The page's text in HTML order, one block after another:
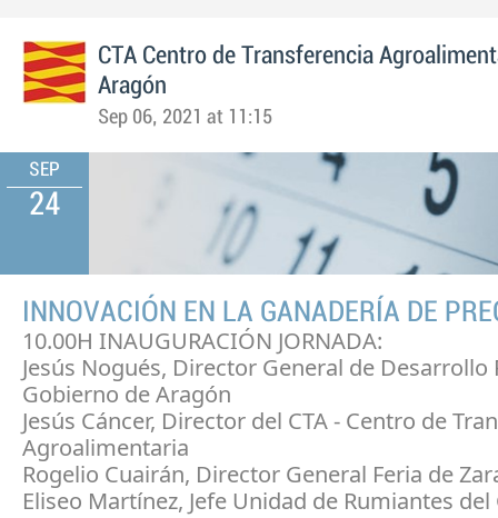
CTA Centro de Transferencia
Aragón
Sep 06, 2021 at 11:15
SEP
24
INNOVACIÓN EN LA GANADERÍA DE
10.00H INAUGURACIÓN JORNADA:
Jesús Nogués, Director General de Desarrollo
Gobierno de Aragón
Jesús Cáncer, Director del CTA - Centro de
Agroalimentaria
Rogelio Cuairán, Director General Feria de
Eliseo Martínez, Jefe Unidad de Rumiantes del